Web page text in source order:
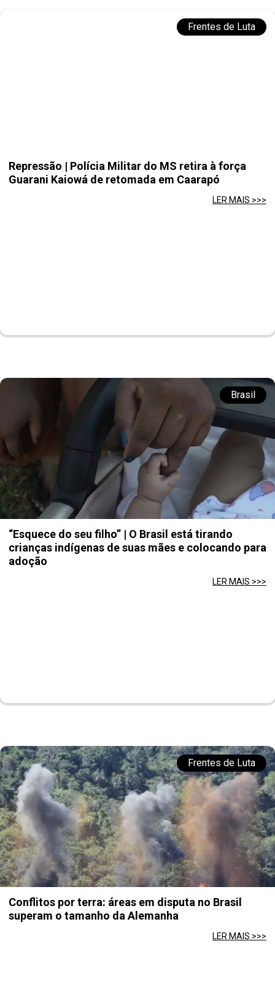
Frentes de Luta
Repressão | Polícia Militar do MS retira à força
Guarani Kaiowá de retomada em Caarapó
LER MAIS >>>
Brasil
“Esquece do seu filho” | O Brasil está tirando
crianças indígenas de suas mães e colocando para
adoção
LER MAIS >>>
Frentes de Luta
Conflitos por terra: áreas em disputa no Brasil
superam o tamanho da Alemanha
LER MAIS >>>